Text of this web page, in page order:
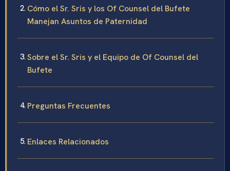
Cómo el Sr. Sris y los Of Counsel del Bufete
Manejan Asuntos de Paternidad
Sobre el Sr. Sris y el Equipo de Of Counsel del
Bufete
Preguntas Frecuentes
Enlaces Relacionados